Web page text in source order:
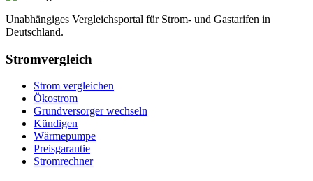
Unabhängiges Vergleichsportal für Strom- und Gastarifen in
Deutschland.
Stromvergleich
Strom vergleichen
Ökostrom
Grundversorger wechseln
Kündigen
Wärmepumpe
Preisgarantie
Stromrechner